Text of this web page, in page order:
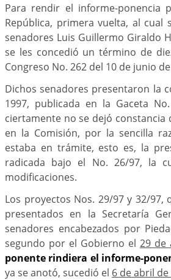
Para rendir el informe-ponencia
República, primera vuelta, al
senadores Luis Guillermo Giraldo
se les concedió un término de
Congreso No. 262 del 10 de junio
Dichos senadores presentaron la
1997, publicada en la Gaceta
ciertamente no se dejó
en la Comisión, por la sencilla
estaba en trámite, esto es, la
radicada bajo el No. 26/97, la
modificaciones.
Los proyectos Nos. 29/97 y 32/
presentados en la Secretaría
senadores encabezados por
segundo por el Gobierno el 29 de
ponente rindiera el informe-
ya se anotó, sucedió el 6 de abril de